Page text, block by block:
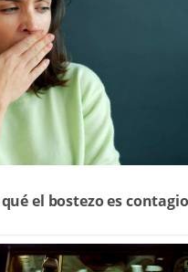
el bostezo es